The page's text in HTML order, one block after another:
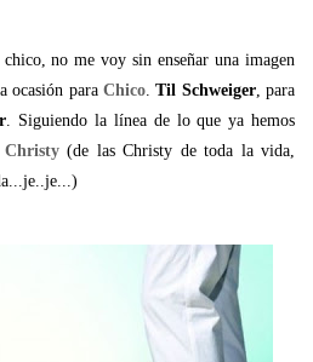
no me voy sin enseñar una imagen
ocasión para Chico .Til Schweiger, para
. Siguiendo la línea de lo que ya hemos
Christy (de las Christy de toda la vida,